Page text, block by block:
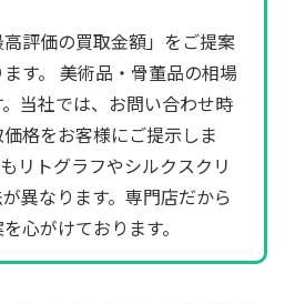
評価の買取金額」をご提案
す。 美術品・骨董品の相場
当社では、お問い合わせ時
格をお客様にご提示しま
リトグラフやシルクスクリ
異なります。専門店だから
心がけております。